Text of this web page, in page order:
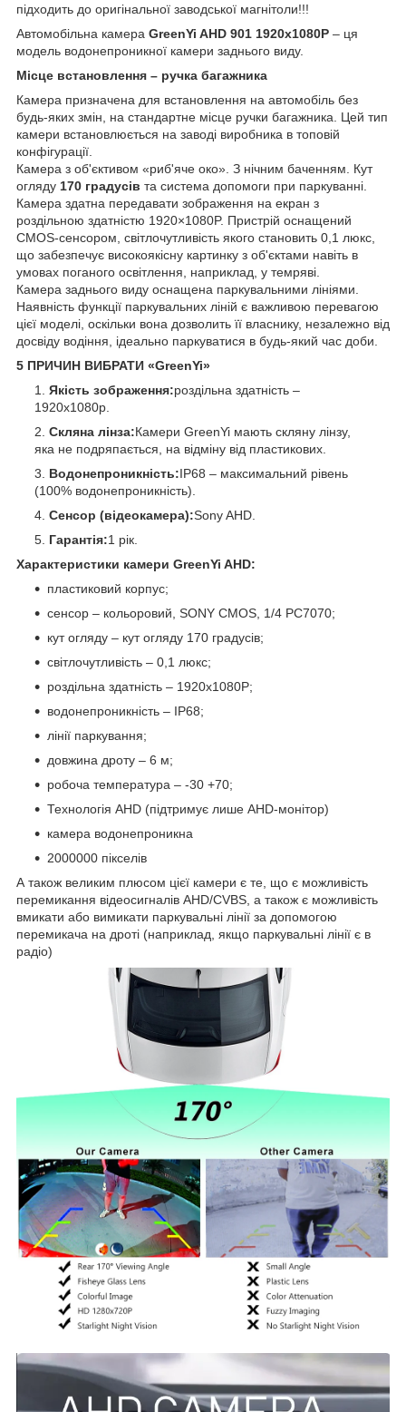
підходить до оригінальної заводської магнітоли!!!
Автомобільна камера GreenYi AHD 901 1920x1080P – ця
модель водонепроникної камери заднього виду.
Місце встановлення – ручка багажника
Камера призначена для встановлення на автомобіль без
будь-яких змін, на стандартне місце ручки багажника. Цей тип
камери встановлюється на заводі виробника в топовій
конфігурації.
Камера з об'єктивом «риб'яче око». З нічним баченням. Кут
огляду 170 градусів та система допомоги при паркуванні.
Камера здатна передавати зображення на екран з
роздільною здатністю 1920×1080P. Пристрій оснащений
CMOS-сенсором, світлочутливість якого становить 0,1 люкс,
що забезпечує високоякісну картинку з об'єктами навіть в
умовах поганого освітлення, наприклад, у темряві.
Камера заднього виду оснащена паркувальними лініями.
Наявність функції паркувальних ліній є важливою перевагою
цієї моделі, оскільки вона дозволить її власнику, незалежно від
досвіду водіння, ідеально паркуватися в будь-який час доби.
5 ПРИЧИН ВИБРАТИ «GreenYi»
Якість зображення:роздільна здатність –
1920x1080p.
Скляна лінза:Камери GreenYi мають скляну лінзу,
яка не подряпається, на відміну від пластикових.
Водонепроникність:IP68 – максимальний рівень
(100% водонепроникність).
Сенсор (відеокамера):Sony AHD.
Гарантія:1 рік.
Характеристики камери GreenYi AHD:
пластиковий корпус;
сенсор – кольоровий, SONY CMOS, 1/4 PC7070;
кут огляду – кут огляду 170 градусів;
світлочутливість – 0,1 люкс;
роздільна здатність – 1920x1080P;
водонепроникність – IP68;
лінії паркування;
довжина дроту – 6 м;
робоча температура – -30 +70;
Технологія AHD (підтримує лише AHD-монітор)
камера водонепроникна
2000000 пікселів
А також великим плюсом цієї камери є те, що є можливість
перемикання відеосигналів AHD/CVBS, а також є можливість
вмикати або вимикати паркувальні лінії за допомогою
перемикача на дроті (наприклад, якщо паркувальні лінії є в
радіо)